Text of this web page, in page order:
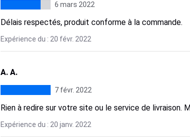
6 mars 2022
Délais respectés, produit conforme à la commande.
Expérience du : 20 févr. 2022
A. A.
7 févr. 2022
Rien à redire sur votre site ou le service de livraison.
Expérience du : 20 janv. 2022